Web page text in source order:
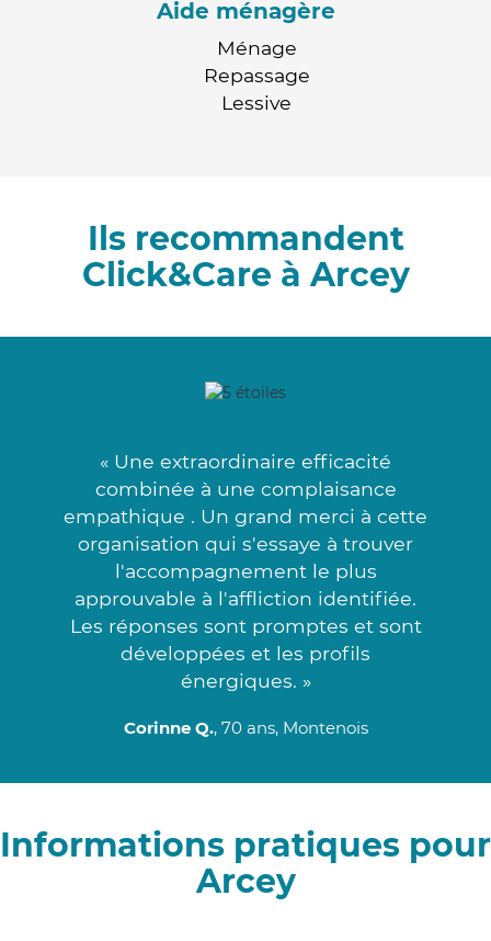
Aide ménagère
Ménage
Repassage
Lessive
Ils recommandent
Click&Care à Arcey
« Une extraordinaire efficacité
combinée à une complaisance
empathique . Un grand merci à cette
organisation qui s'essaye à trouver
l'accompagnement le plus
approuvable à l'affliction identifiée.
Les réponses sont promptes et sont
développées et les profils
énergiques. »
Corinne Q., 70 ans, Montenois
Informations pratiques pour
Arcey